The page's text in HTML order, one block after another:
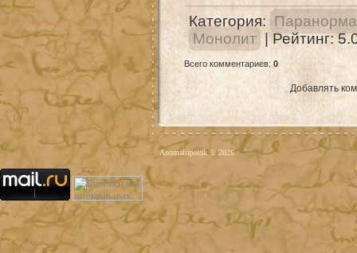
Категория:
Монолит
|Рейтинг:
Всего комментариев: 0
Добавлять
Anomaliipoisk © 2026